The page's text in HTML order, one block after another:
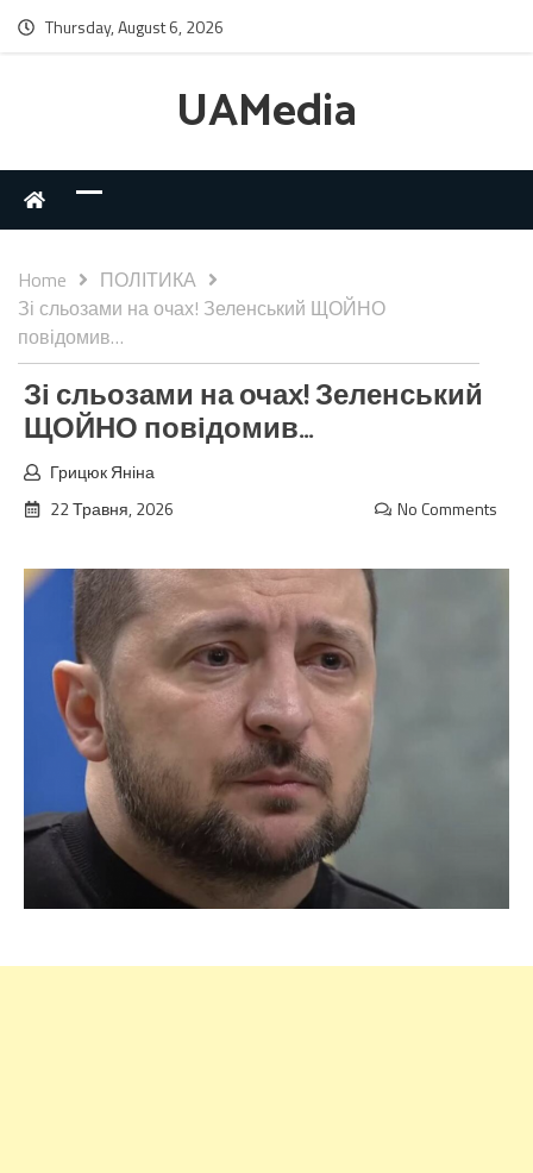
Thursday, August 6, 2026
UAMedia
Home
ПОЛІТИКА
Зі сльозами на очах! Зеленський ЩОЙНО
повідомив…
Зі сльозами на очах! Зеленський
ЩОЙНО повідомив…
Грицюк Яніна
22 Травня, 2026
No Comments